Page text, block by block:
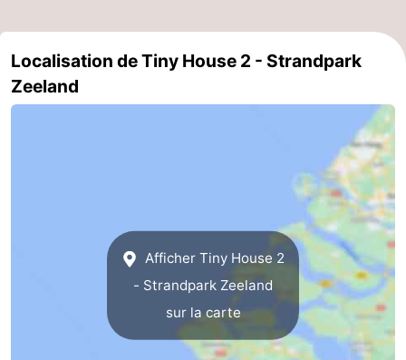
l'anneau
et
manger
Événements
Pratiques
Localisation de Tiny House 2 - Strandpark
Zeeland
Afficher Tiny House 2
- Strandpark Zeeland
sur la carte